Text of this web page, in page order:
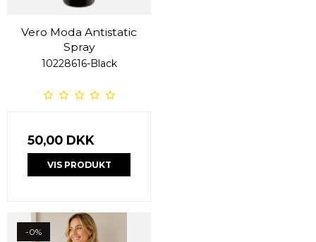
Vero Moda Antistatic
Spray
10228616-Black
50,00 DKK
VIS PRODUKT
-0%